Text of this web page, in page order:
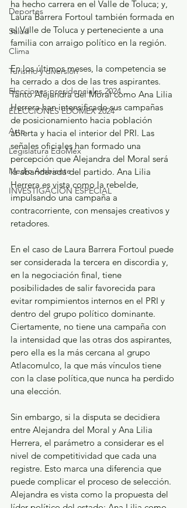
Deportes
Salud
Clima
Turismo y diversión
Elecciones presidenciales 2024
ELECCIONES EDOMEX 2024
Arte
Legislatura EdoMéx
Medio Ambiente
INVESTIGACIÓN ESPECIAL
ha hecho carrera en el Valle de Toluca; y,
Laura Barrera Fortoul también formada en
el Valle de Toluca y perteneciente a una
familia con arraigo político en la región.
En los últimos meses, la competencia se
ha cerrado a dos de las tres aspirantes.
Tanto Alejandra del Moral como Ana Lilia
Herrera han intensificado sus campañas
de posicionamiento hacia población
abierta y hacia el interior del PRI. Las
señales oficiales han formado una
percepción que Alejandra del Moral será
la abanderada del partido. Ana Lilia
Herrera es vista como la rebelde,
impulsando una campaña a
contracorriente, con mensajes creativos y
retadores.
En el caso de Laura Barrera Fortoul puede
ser considerada la tercera en discordia y,
en la negociación final, tiene
posibilidades de salir favorecida para
evitar rompimientos internos en el PRI y
dentro del grupo político dominante.
Ciertamente, no tiene una campaña con
la intensidad que las otras dos aspirantes,
pero ella es la más cercana al grupo
Atlacomulco, la que más vínculos tiene
con la clase política,que nunca ha perdido
una elección.
Sin embargo, si la disputa se decidiera
entre Alejandra del Moral y Ana Lilia
Herrera, el parámetro a considerar es el
nivel de competitividad que cada una
registre. Esto marca una diferencia que
puede complicar el proceso de selección.
Alejandra es vista como la propuesta del